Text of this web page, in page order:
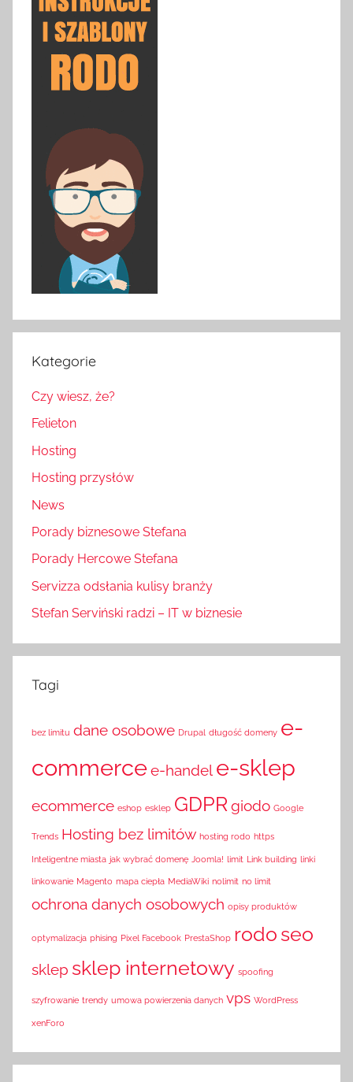
Kategorie
Czy wiesz, że?
Felieton
Hosting
Hosting przysłów
News
Porady biznesowe Stefana
Porady Hercowe Stefana
Servizza odsłania kulisy branży
Stefan Serviński radzi – IT w biznesie
Tagi
bez limitu dane osobowe Drupal długość domeny e-
commercee-handel e-sklep
ecommerce eshop esklep GDPRgiodo Google
Trends Hosting bez limitów hosting rodo https
Inteligentne miasta jak wybrać domenę Joomla! limit Link building linki
linkowanie Magento mapa ciepła MediaWiki nolimit no limit
ochrona danych osobowych opisy produktów
optymalizacja phising Pixel Facebook PrestaShop rodo seo
sklep sklep internetowy spoofing
szyfrowanie trendy umowa powierzenia danych vps WordPress
xenForo